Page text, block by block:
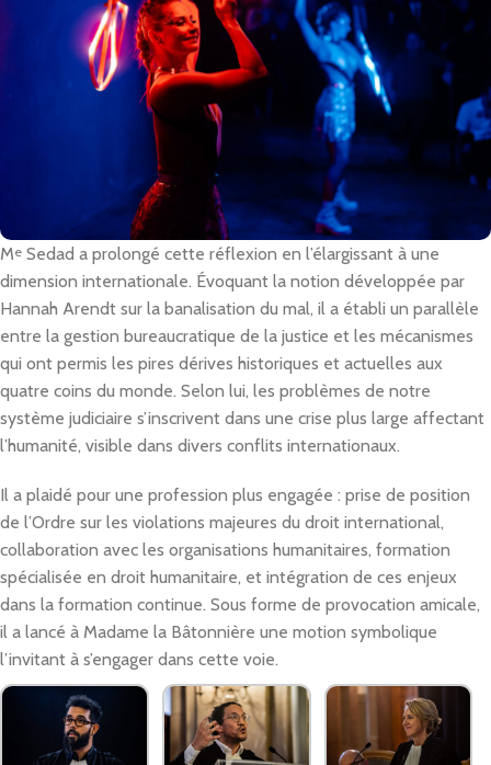
Me Sedad a prolongé cette réflexion en l’élargissant à une
dimension internationale. Évoquant la notion développée par
Hannah Arendt sur la banalisation du mal, il a établi un parallèle
entre la gestion bureaucratique de la justice et les mécanismes
qui ont permis les pires dérives historiques et actuelles aux
quatre coins du monde. Selon lui, les problèmes de notre
système judiciaire s’inscrivent dans une crise plus large affectant
l’humanité, visible dans divers conflits internationaux.
Il a plaidé pour une profession plus engagée : prise de position
de l’Ordre sur les violations majeures du droit international,
collaboration avec les organisations humanitaires, formation
spécialisée en droit humanitaire, et intégration de ces enjeux
dans la formation continue. Sous forme de provocation amicale,
il a lancé à Madame la Bâtonnière une motion symbolique
l’invitant à s’engager dans cette voie.